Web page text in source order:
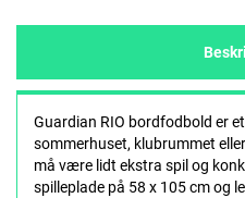
Guardian RIO bordfodbold er
sommerhuset, klubrummet
må være lidt ekstra spil og
spilleplade på 58 x 105 cm og